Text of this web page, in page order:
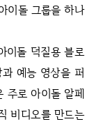
이돌 그룹을 하나
이돌 덕질용 블로
예능 영상을 퍼
주로 아이돌 알페
비디오를 만드는